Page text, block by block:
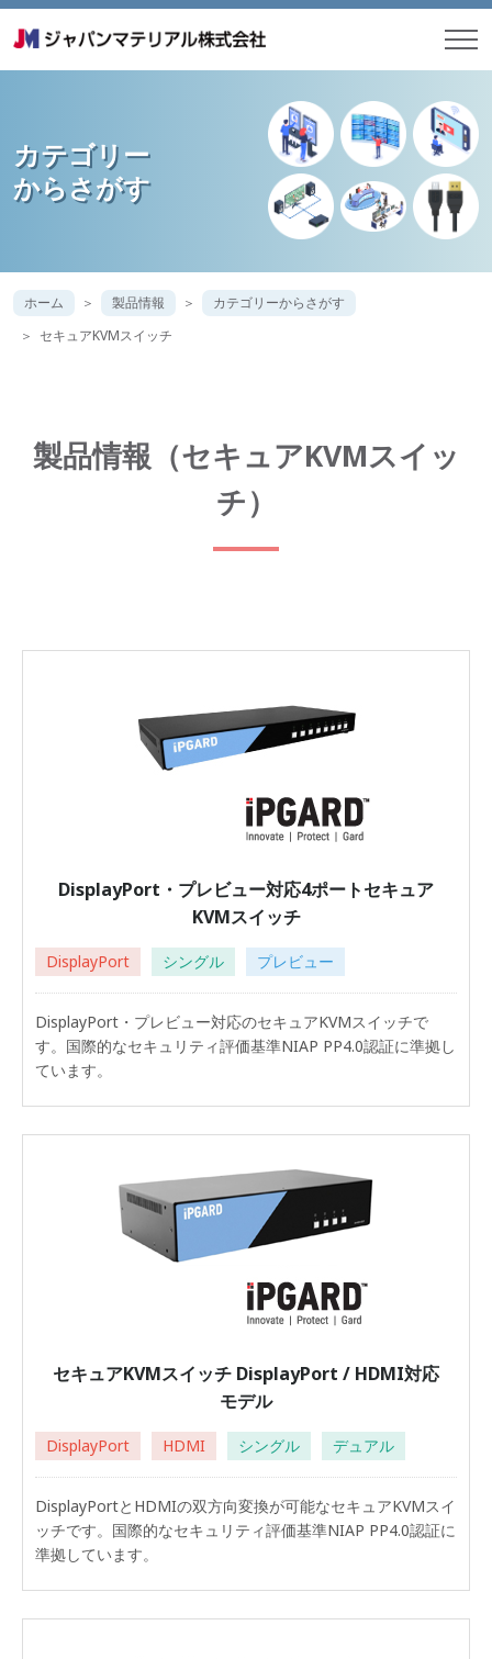
カテゴリー
からさがす
ホーム 製品情報
カテゴリーからさがす
セキュアKVMスイッチ
製品情報（セキュアKVMスイッ
チ）
DisplayPort・プレビュー対応4ポートセキュア
KVMスイッチ
DisplayPort シングル プレビュー
DisplayPort・プレビュー対応のセキュアKVMスイッチで
す。国際的なセキュリティ評価基準NIAP PP4.0認証に準拠し
ています。
セキュアKVMスイッチ DisplayPort / HDMI対応
モデル
DisplayPort HDMI シングル デュアル
DisplayPortとHDMIの双方向変換が可能なセキュアKVMスイ
ッチです。国際的なセキュリティ評価基準NIAP PP4.0認証に
準拠しています。